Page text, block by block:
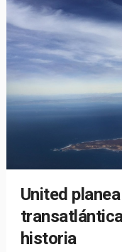
United
historia